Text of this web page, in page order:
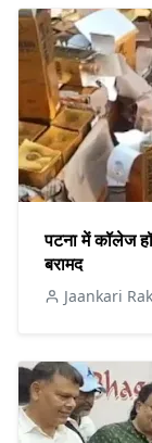
पटना में कॉलेज
बरामद
Jaankari